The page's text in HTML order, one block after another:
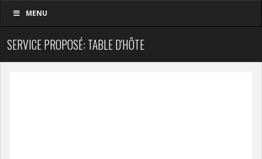
MENU
SERVICE PROPOSÉ: TABLE D'HÔTE